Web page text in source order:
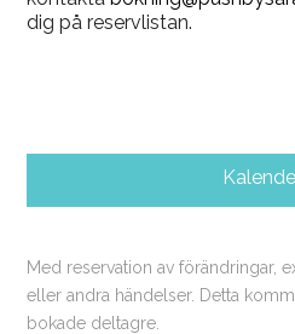
dig på reservlistan.
Med reservation av förändringar,
eller andra händelser. Detta
bokade deltagre.